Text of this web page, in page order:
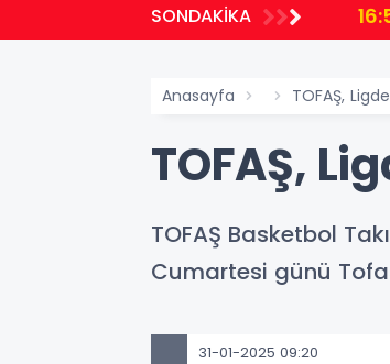
SONDAKİKA
Anasayfa TOFAŞ,
TOFAŞ,
TOFAŞ Basketbol
Cumartesi günü
31-01-2025 09:20